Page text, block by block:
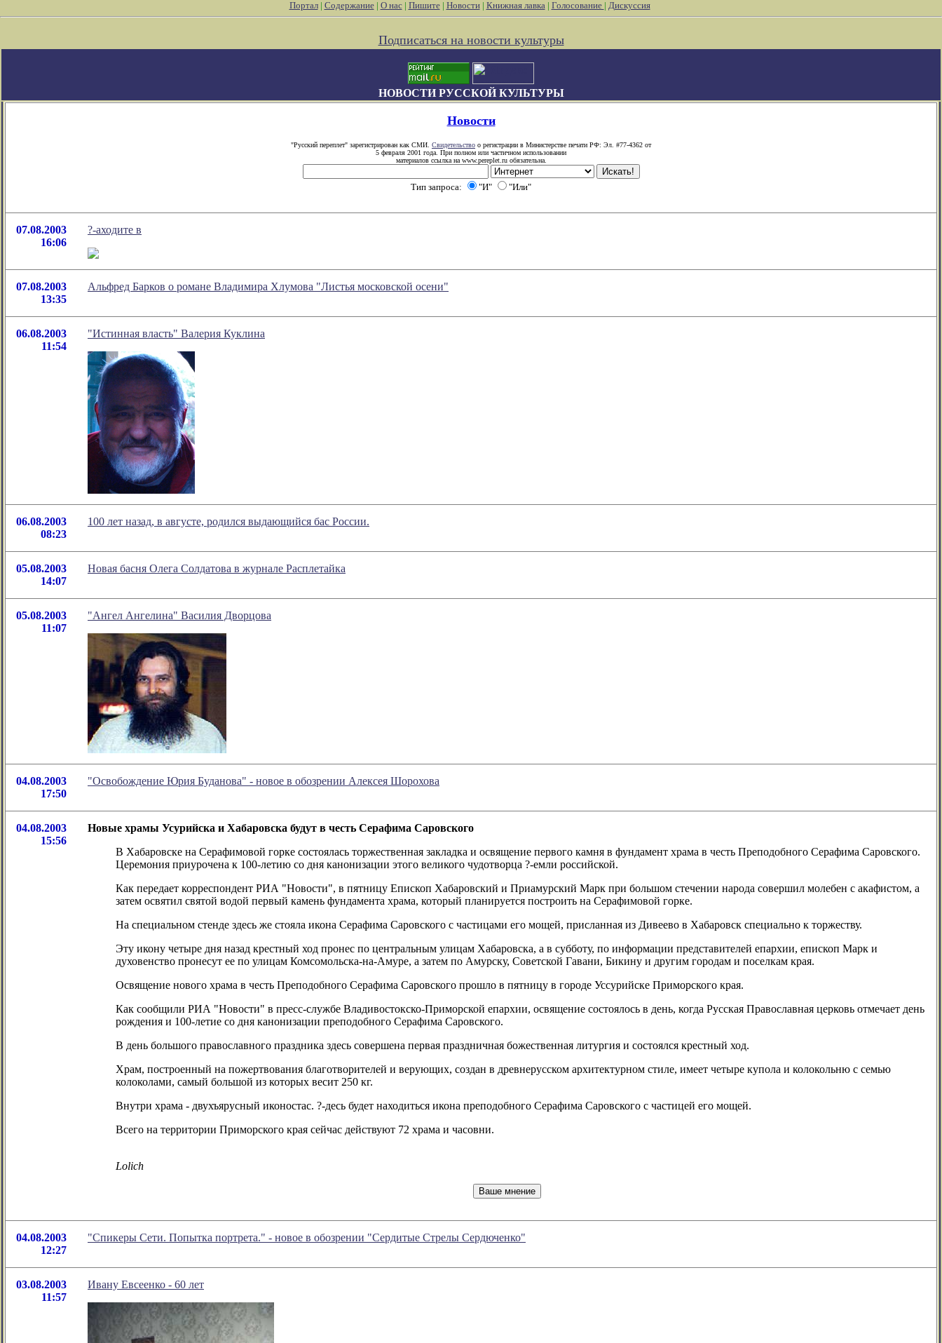
Портал| Содержание| О нас| Пишите| Новости| Книжная лавка| Голосование | Дискуссия
Подписаться на новости культуры
НОВОСТИ РУССКОЙ КУЛЬТУРЫ
Новости
"Русский переплет" зарегистрирован как СМИ. Свидетельство о регистрации в Министерстве печати РФ: Эл. #77-4362 от
5 февраля 2001 года. При полном или частичном использовании
материалов ссылка на www.pereplet.ru обязательна.
Тип запроса: "И" "Или"
07.08.2003
16:06
?-аходите в
07.08.2003
13:35
Альфред Барков о романе Владимира Хлумова "Листья московской осени"
06.08.2003
11:54
"Истинная власть" Валерия Куклина
06.08.2003
08:23
100 лет назад, в августе, родился выдающийся бас России.
05.08.2003
14:07
Новая басня Олега Солдатова в журнале Расплетайка
05.08.2003
11:07
"Ангел Ангелина" Василия Дворцова
04.08.2003
17:50
"Освобождение Юрия Буданова" - новое в обозрении Алексея Шорохова
04.08.2003
15:56
Новые храмы Усурийска и Хабаровска будут в честь Серафима Саровского
В Хабаровске на Серафимовой горке состоялась торжественная закладка и освящение первого камня в фундамент храма в честь Преподобного Серафима Саровского.
Церемония приурочена к 100-летию со дня канонизации этого великого чудотворца ?-емли российской.
Как передает корреспондент РИА "Новости", в пятницу Епископ Хабаровский и Приамурский Марк при большом стечении народа совершил молебен с акафистом, а
затем освятил святой водой первый камень фундамента храма, который планируется построить на Серафимовой горке.
На специальном стенде здесь же стояла икона Серафима Саровского с частицами его мощей, присланная из Дивеево в Хабаровск специально к торжеству.
Эту икону четыре дня назад крестный ход пронес по центральным улицам Хабаровска, а в субботу, по информации представителей епархии, епископ Марк и
духовенство пронесут ее по улицам Комсомольска-на-Амуре, а затем по Амурску, Советской Гавани, Бикину и другим городам и поселкам края.
Освящение нового храма в честь Преподобного Серафима Саровского прошло в пятницу в городе Уссурийске Приморского края.
Как сообщили РИА "Новости" в пресс-службе Владивостокско-Приморской епархии, освящение состоялось в день, когда Русская Православная церковь отмечает день
рождения и 100-летие со дня канонизации преподобного Серафима Саровского.
В день большого православного праздника здесь совершена первая праздничная божественная литургия и состоялся крестный ход.
Храм, построенный на пожертвования благотворителей и верующих, создан в древнерусском архитектурном стиле, имеет четыре купола и колокольню с семью
колоколами, самый большой из которых весит 250 кг.
Внутри храма - двухъярусный иконостас. ?-десь будет находиться икона преподобного Серафима Саровского с частицей его мощей.
Всего на территории Приморского края сейчас действуют 72 храма и часовни.
Lolich
04.08.2003
12:27
"Спикеры Сети. Попытка портрета." - новое в обозрении "Сердитые Стрелы Сердюченко"
03.08.2003
11:57
Ивану Евсеенко - 60 лет